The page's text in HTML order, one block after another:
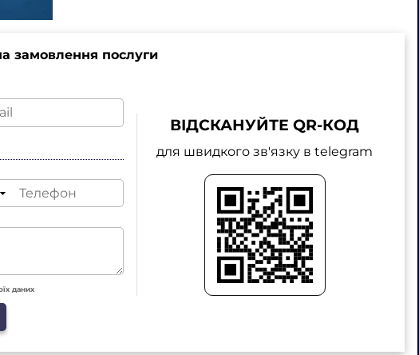
замовлення послуги
▼
даних
ВІДСКАНУЙТЕ QR-КОД
для швидкого зв'язку в telegram